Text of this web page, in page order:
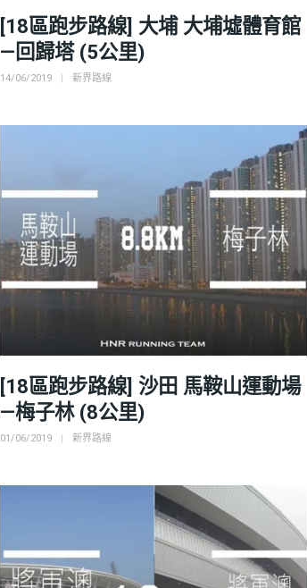
[18區跑步路線] 大埔 大埔墟體育館
—回歸塔 (5公里)
Posted
14/06/2019 Categories
新界路線
[18區跑步路線] 沙田 馬鞍山運動場
—梅子林 (8公里)
Posted
01/06/2019 Categories
新界路線